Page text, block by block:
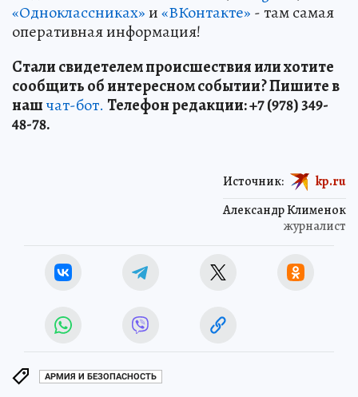
«Одноклассниках»и«ВКонтакте» - там самая
оперативная информация!
Стали свидетелем происшествия или хотите
сообщить об интересном событии? Пишите в
нашчат-бот. Телефон редакции: +7 (978) 349-
48-78.
Александр Клименок
журналист
Источник: kp.ru
АРМИЯ И БЕЗОПАСНОСТЬ